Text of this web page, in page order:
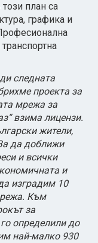
план са
графика и
следната
проекта за
мрежа за
взима лицензи.
жители,
да доближи
и всички
и
изградим 10
Към
за
определили до
най-малко 930